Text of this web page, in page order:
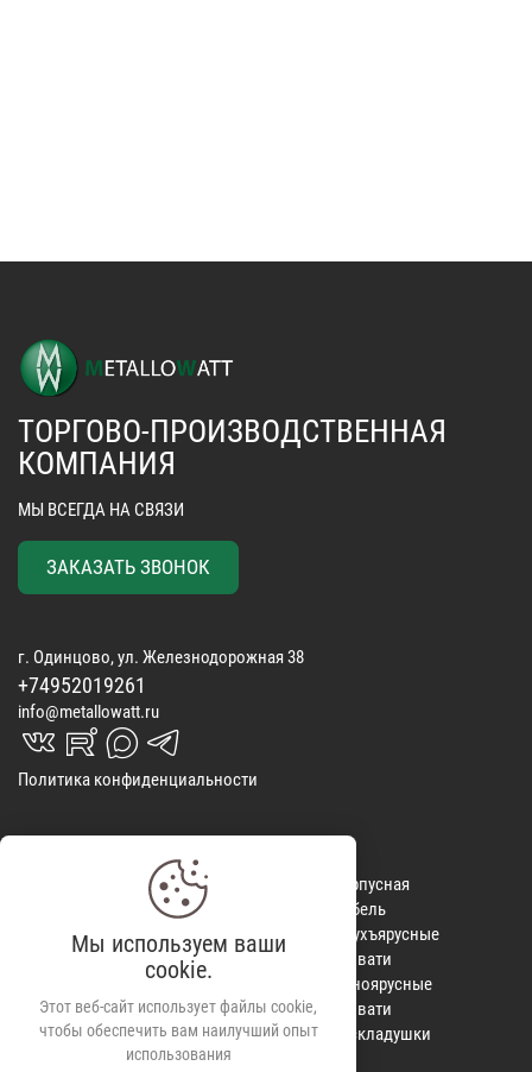
ТОРГОВО-ПРОИЗВОДСТВЕННАЯ
КОМПАНИЯ
МЫ ВСЕГДА НА СВЯЗИ
ЗАКАЗАТЬ ЗВОНОК
г. Одинцово, ул. Железнодорожная 38
+74952019261
info@metallowatt.ru
vk_in rutube_in max_s telegrams_in
Политика конфиденциальности
Спальные
наборы
Подушки
Постельное
КОНТАКТЫ
ОТЗЫВЫ
ДОСТАВКА
ВИДЕООБЗОРЫ
КРЕДИТ
Корпусная
мебель
Двухъярусные
кровати
Одноярусные
кровати
Раскладушки
Мы используем ваши
cookie.
Этот веб-сайт использует файлы cookie,
чтобы обеспечить вам наилучший опыт
использования